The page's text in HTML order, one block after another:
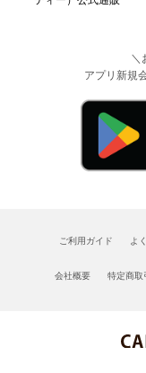
＼
アプリ新規
ご利用ガイド よ
会社概要 特定商取